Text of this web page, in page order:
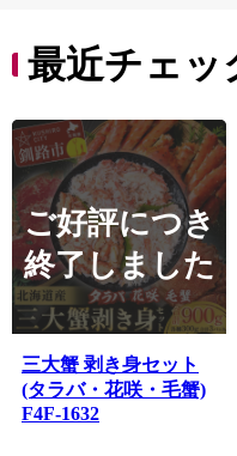
最近チェッ
ご好評につき
終了しました
三大蟹 剥き身セット
(タラバ・花咲・毛蟹)
F4F-1632